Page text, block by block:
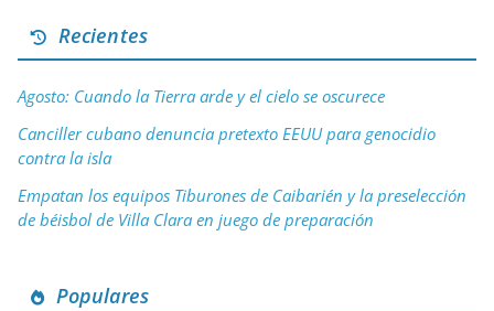
Recientes
Agosto: Cuando la Tierra arde y el cielo se oscurece
Canciller cubano denuncia pretexto EEUU para genocidio
contra la isla
Empatan los equipos Tiburones de Caibarién y la preselección
de béisbol de Villa Clara en juego de preparación
Populares